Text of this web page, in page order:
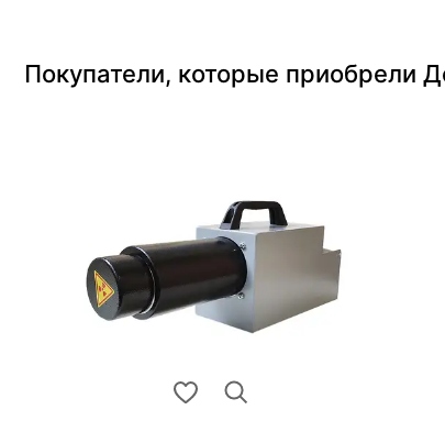
Покупатели, которые приобрели